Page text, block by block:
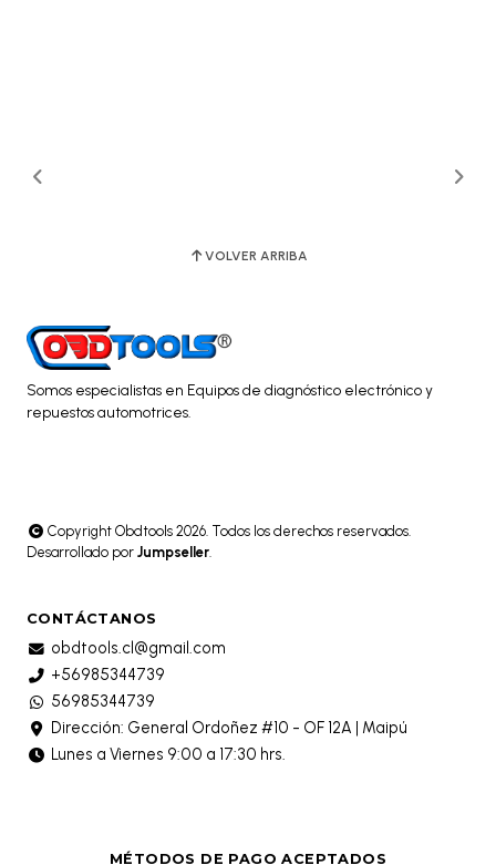
VOLVER ARRIBA
Somos especialistas en Equipos de diagnóstico electrónico y
repuestos automotrices.
Copyright Obdtools 2026. Todos los derechos reservados.
Desarrollado por Jumpseller.
CONTÁCTANOS
obdtools.cl@gmail.com
+56985344739
56985344739
Dirección: General Ordoñez #10 - OF 12A | Maipú
Lunes a Viernes 9:00 a 17:30 hrs.
MÉTODOS DE PAGO ACEPTADOS